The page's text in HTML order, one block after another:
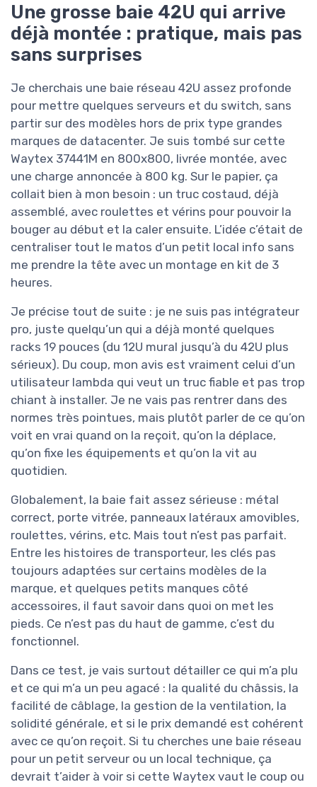
Une grosse baie 42U qui arrive
déjà montée : pratique, mais pas
sans surprises
Je cherchais une baie réseau 42U assez profonde
pour mettre quelques serveurs et du switch, sans
partir sur des modèles hors de prix type grandes
marques de datacenter. Je suis tombé sur cette
Waytex 37441M en 800x800, livrée montée, avec
une charge annoncée à 800 kg. Sur le papier, ça
collait bien à mon besoin : un truc costaud, déjà
assemblé, avec roulettes et vérins pour pouvoir la
bouger au début et la caler ensuite. L’idée c’était de
centraliser tout le matos d’un petit local info sans
me prendre la tête avec un montage en kit de 3
heures.
Je précise tout de suite : je ne suis pas intégrateur
pro, juste quelqu’un qui a déjà monté quelques
racks 19 pouces (du 12U mural jusqu’à du 42U plus
sérieux). Du coup, mon avis est vraiment celui d’un
utilisateur lambda qui veut un truc fiable et pas trop
chiant à installer. Je ne vais pas rentrer dans des
normes très pointues, mais plutôt parler de ce qu’on
voit en vrai quand on la reçoit, qu’on la déplace,
qu’on fixe les équipements et qu’on la vit au
quotidien.
Globalement, la baie fait assez sérieuse : métal
correct, porte vitrée, panneaux latéraux amovibles,
roulettes, vérins, etc. Mais tout n’est pas parfait.
Entre les histoires de transporteur, les clés pas
toujours adaptées sur certains modèles de la
marque, et quelques petits manques côté
accessoires, il faut savoir dans quoi on met les
pieds. Ce n’est pas du haut de gamme, c’est du
fonctionnel.
Dans ce test, je vais surtout détailler ce qui m’a plu
et ce qui m’a un peu agacé : la qualité du châssis, la
facilité de câblage, la gestion de la ventilation, la
solidité générale, et si le prix demandé est cohérent
avec ce qu’on reçoit. Si tu cherches une baie réseau
pour un petit serveur ou un local technique, ça
devrait t’aider à voir si cette Waytex vaut le coup ou